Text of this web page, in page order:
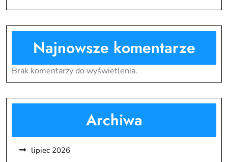
Najnowsze komentarze
Brak komentarzy do wyświetlenia.
Archiwa
lipiec 2026